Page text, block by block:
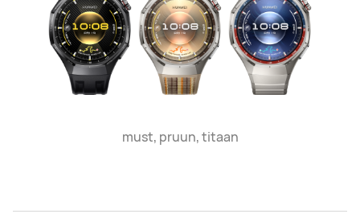
must, pruun, titaan